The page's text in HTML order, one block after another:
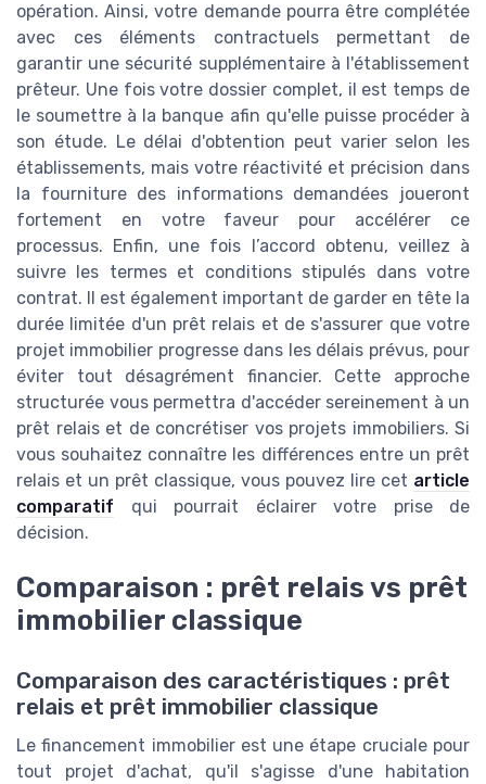
opération. Ainsi, votre demande pourra être complétée
avec ces éléments contractuels permettant de
garantir une sécurité supplémentaire à l'établissement
prêteur. Une fois votre dossier complet, il est temps de
le soumettre à la banque afin qu'elle puisse procéder à
son étude. Le délai d'obtention peut varier selon les
établissements, mais votre réactivité et précision dans
la fourniture des informations demandées joueront
fortement en votre faveur pour accélérer ce
processus. Enfin, une fois l’accord obtenu, veillez à
suivre les termes et conditions stipulés dans votre
contrat. Il est également important de garder en tête la
durée limitée d'un prêt relais et de s'assurer que votre
projet immobilier progresse dans les délais prévus, pour
éviter tout désagrément financier. Cette approche
structurée vous permettra d'accéder sereinement à un
prêt relais et de concrétiser vos projets immobiliers. Si
vous souhaitez connaître les différences entre un prêt
relais et un prêt classique, vous pouvez lire cet article
comparatif qui pourrait éclairer votre prise de
décision.
Comparaison : prêt relais vs prêt
immobilier classique
Comparaison des caractéristiques : prêt
relais et prêt immobilier classique
Le financement immobilier est une étape cruciale pour
tout projet d'achat, qu'il s'agisse d'une habitation